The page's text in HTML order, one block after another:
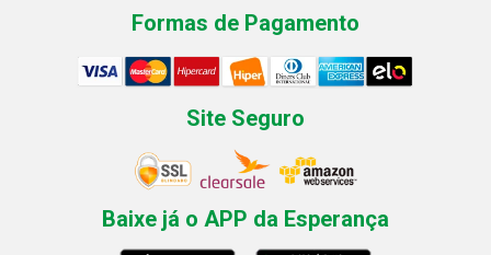
Formas de Pagamento
Site Seguro
Baixe já o APP da Esperança